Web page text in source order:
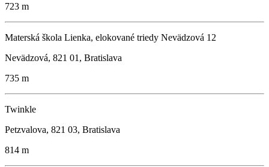
723 m
Materská škola Lienka, elokované triedy Nevädzová 12
Nevädzová, 821 01, Bratislava
735 m
Twinkle
Petzvalova, 821 03, Bratislava
814 m